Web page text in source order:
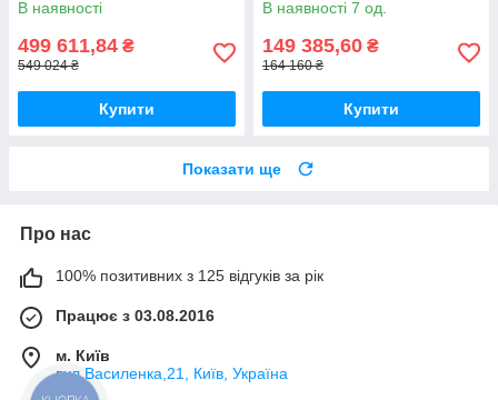
В наявності
499 611,84 ₴
549 024 ₴
Купити
В наявності 7 од.
149 385,60 ₴
164 160 ₴
Купити
Показати ще
Про нас
100% позитивних з 125 відгуків за рік
Працює з 03.08.2016
м. Київ
вул.Василенка,21, Київ, Україна